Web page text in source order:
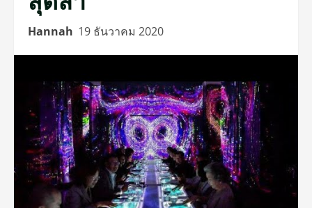
Hannah 19 ธันวาคม 2020